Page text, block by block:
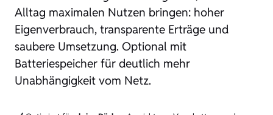
Alltag maximalen Nutzen bringen: hoher
Eigenverbrauch, transparente Erträge und
saubere Umsetzung. Optional mit
Batteriespeicher für deutlich mehr
Unabhängigkeit vom Netz.